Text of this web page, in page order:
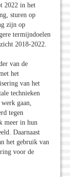
2022 in het
sturen op
zijn op
termijndoelen
2018-2022.
van de
het
van het
technieken
gaan,
tegen
meer in hun
Daarnaast
het gebruik van
voor de